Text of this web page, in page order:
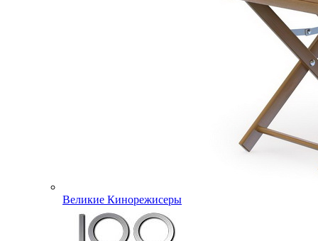
Великие Кинорежисеры